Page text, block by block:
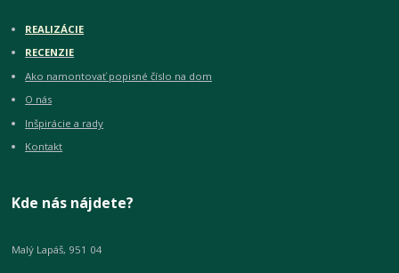
REALIZÁCIE
RECENZIE
Ako namontovať popisné číslo na dom
O nás
Inšpirácie a rady
Kontakt
Kde nás nájdete?
Malý Lapáš, 951 04